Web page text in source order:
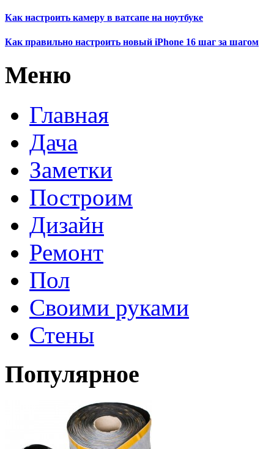
Как настроить камеру в ватсапе на ноутбуке
Как правильно настроить новый iPhone 16 шаг за шагом
Меню
Главная
Дача
Заметки
Построим
Дизайн
Ремонт
Пол
Своими руками
Стены
Популярное